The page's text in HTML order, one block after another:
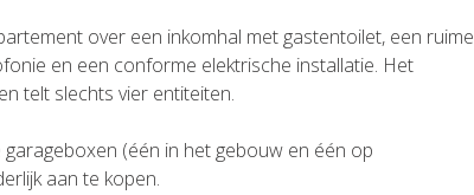
over een inkomhal met gastentoilet, een ruime
en een conforme elektrische installatie. Het
telt slechts vier entiteiten.
(één in het gebouw en één op
aan te kopen.